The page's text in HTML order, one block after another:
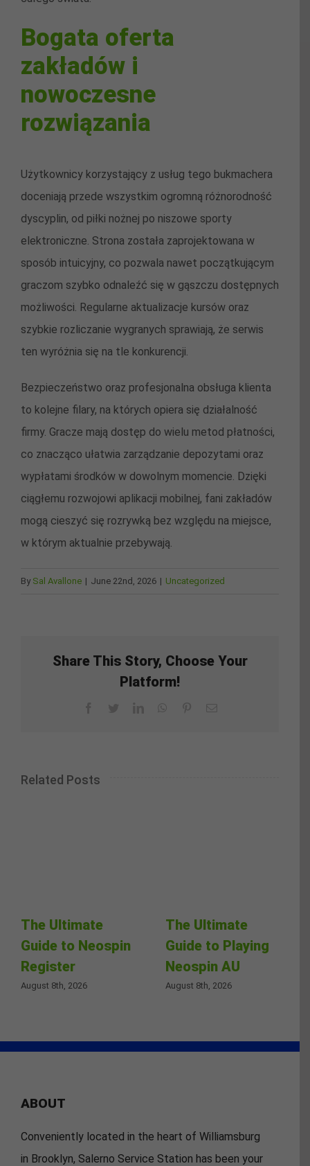
Bogata oferta
zakładów i
nowoczesne
rozwiązania
Użytkownicy korzystający z usług tego bukmachera
doceniają przede wszystkim ogromną różnorodność
dyscyplin, od piłki nożnej po niszowe sporty
elektroniczne. Strona została zaprojektowana w
sposób intuicyjny, co pozwala nawet początkującym
graczom szybko odnaleźć się w gąszczu dostępnych
możliwości. Regularne aktualizacje kursów oraz
szybkie rozliczanie wygranych sprawiają, że serwis
ten wyróżnia się na tle konkurencji.
Bezpieczeństwo oraz profesjonalna obsługa klienta
to kolejne filary, na których opiera się działalność
firmy. Gracze mają dostęp do wielu metod płatności,
co znacząco ułatwia zarządzanie depozytami oraz
wypłatami środków w dowolnym momencie. Dzięki
ciągłemu rozwojowi aplikacji mobilnej, fani zakładów
mogą cieszyć się rozrywką bez względu na miejsce,
w którym aktualnie przebywają.
By Sal Avallone | June 22nd, 2026 | Uncategorized
Share This Story, Choose Your
Platform!
Related Posts
The Ultimate
Guide to Neospin
Register
August 8th, 2026
The Ultimate
Guide to Playing
Neospin AU
August 8th, 2026
ABOUT
Conveniently located in the heart of Williamsburg
in Brooklyn, Salerno Service Station has been your